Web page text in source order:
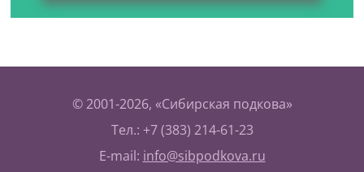
© 2001-2026, «Сибирская подкова»
Тел.: +7 (383) 214-61-23
E-mail: info@sibpodkova.ru